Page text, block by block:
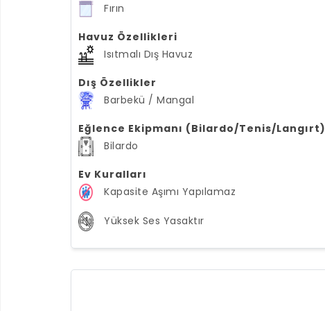
Fırın
Havuz Özellikleri
Isıtmalı Dış Havuz
Dış Özellikler
Barbekü / Mangal
Eğlence Ekipmanı (Bilardo/Tenis/Langırt)
Bilardo
Ev Kuralları
Kapasite Aşımı Yapılamaz
Yüksek Ses Yasaktır